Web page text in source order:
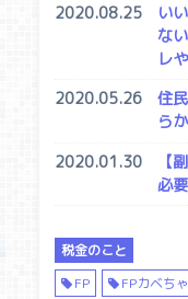
2020.08.25
い
な
レ
2020.05.26
住
ら
2020.01.30
【
必
税金のこと
FP
FPカベち